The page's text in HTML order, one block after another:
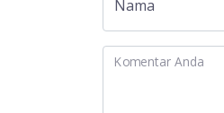
Nama
Komentar Anda